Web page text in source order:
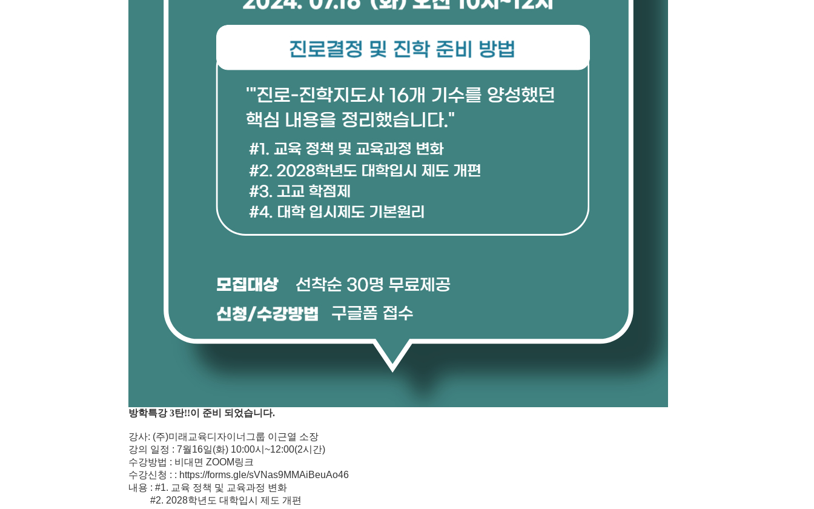
방학특강 3탄!!이 준비 되었습니다.
강사: (주)미래교육디자이너그룹 이근열 소장
강의 일정 : 7월16일(화) 10:00시~12:00(2시간)
수강방법 : 비대면 ZOOM링크
수강신청 : : https://forms.gle/sVNas9MMAiBeuAo46
내용 : #1. 교육 정책 및 교육과정 변화
#2. 2028학년도 대학입시 제도 개편